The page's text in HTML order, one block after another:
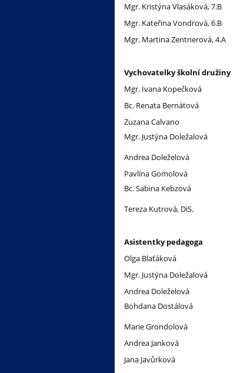
Mgr. Kristýna Vlasáková, 7.B
Mgr. Kateřina Vondrová, 6.B
Mgr. Martina Zentnerová, 4.A
Vychovatelky školní družiny
Mgr. Ivana Kopečková
Bc. Renata Bernátová
Zuzana Calvano
Mgr. Justýna Doležalová
Andrea Doleželová
Pavlína Gomolová
Bc. Sabina Kebzová
Tereza Kutrová, DiS.
Asistentky pedagoga
Olga Blaťáková
Mgr. Justýna Doležalová
Andrea Doleželová
Bohdana Dostálová
Marie Grondolová
Andrea Janková
Jana Javůrková